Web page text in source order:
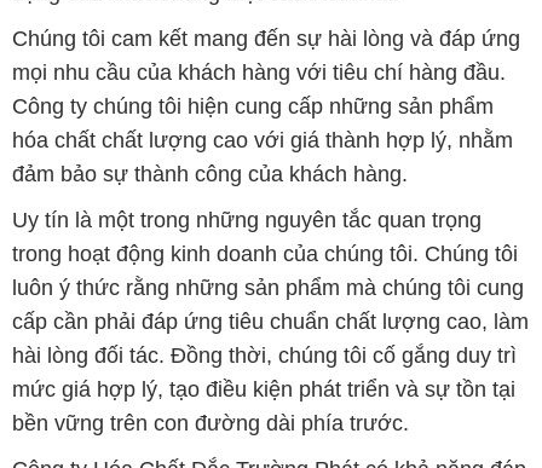
Chúng tôi cam kết mang đến sự hài lòng và đáp ứng
mọi nhu cầu của khách hàng với tiêu chí hàng đầu.
Công ty chúng tôi hiện cung cấp những sản phẩm
hóa chất chất lượng cao với giá thành hợp lý, nhằm
đảm bảo sự thành công của khách hàng.
Uy tín là một trong những nguyên tắc quan trọng
trong hoạt động kinh doanh của chúng tôi. Chúng tôi
luôn ý thức rằng những sản phẩm mà chúng tôi cung
cấp cần phải đáp ứng tiêu chuẩn chất lượng cao, làm
hài lòng đối tác. Đồng thời, chúng tôi cố gắng duy trì
mức giá hợp lý, tạo điều kiện phát triển và sự tồn tại
bền vững trên con đường dài phía trước.